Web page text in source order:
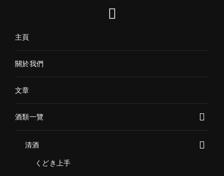
主頁
關於我們
文章
酒類一覽
清酒
くどき上手